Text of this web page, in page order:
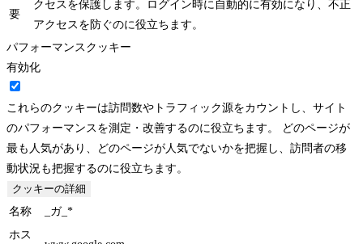
要
クセスを保護します。ログイン時に自動的に有効になり、不正
アクセスを防ぐのに役立ちます。
パフォーマンスクッキー
有効化
これらのクッキーは訪問数やトラフィック源をカウントし、サイト
のパフォーマンスを測定・改善するのに役立ちます。 どのページが
最も人気があり、どのページが人気でないかを把握し、訪問者の移
動状況も把握するのに役立ちます。
クッキーの詳細
名称
_ガ_*
ホス